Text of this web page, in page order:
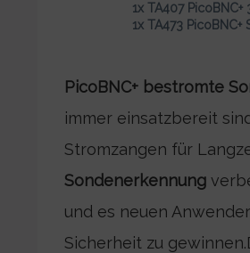
1x TA407
1x TA473
PicoBNC+ bestromte
immer einsatzbereit
Stromzangen für
Sondenerkennung
und es neuen
Sicherheit zu